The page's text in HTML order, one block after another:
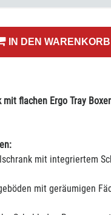
IN DEN WARENKORB
mit flachen Ergo Tray
mit integriertem
mit geräumigen